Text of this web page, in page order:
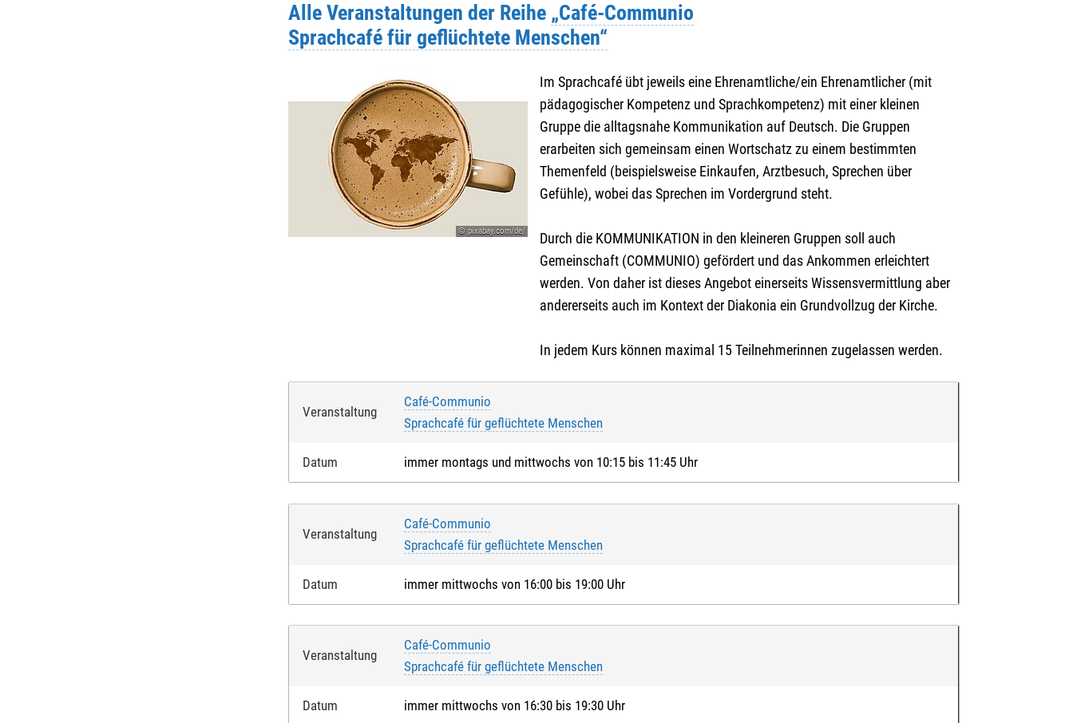
Alle Veranstaltungen der Reihe „Café-Communio
Sprachcafé für geflüchtete Menschen“
© pixabay.com/de/
Im Sprachcafé übt jeweils eine Ehrenamtliche/ein Ehrenamtlicher (mit
pädagogischer Kompetenz und Sprachkompetenz) mit einer kleinen
Gruppe die alltagsnahe Kommunikation auf Deutsch. Die Gruppen
erarbeiten sich gemeinsam einen Wortschatz zu einem bestimmten
Themenfeld (beispielsweise Einkaufen, Arztbesuch, Sprechen über
Gefühle), wobei das Sprechen im Vordergrund steht.
Durch die KOMMUNIKATION in den kleineren Gruppen soll auch
Gemeinschaft (COMMUNIO) gefördert und das Ankommen erleichtert
werden. Von daher ist dieses Angebot einerseits Wissensvermittlung aber
andererseits auch im Kontext der Diakonia ein Grundvollzug der Kirche.
In jedem Kurs können maximal 15 Teilnehmerinnen zugelassen werden.
Veranstaltung
Café-Communio
Sprachcafé für geflüchtete Menschen
Datum immer montags und mittwochs von 10:15 bis 11:45 Uhr
Veranstaltung
Café-Communio
Sprachcafé für geflüchtete Menschen
Datum immer mittwochs von 16:00 bis 19:00 Uhr
Veranstaltung
Café-Communio
Sprachcafé für geflüchtete Menschen
Datum immer mittwochs von 16:30 bis 19:30 Uhr